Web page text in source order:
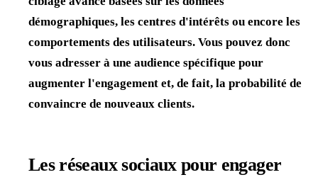
démographiques, les centres d'intérêts ou encore les
comportements des utilisateurs. Vous pouvez donc
vous adresser à une audience spécifique pour
augmenter l'engagement et, de fait, la probabilité de
convaincre de nouveaux clients.
Les réseaux sociaux pour engager